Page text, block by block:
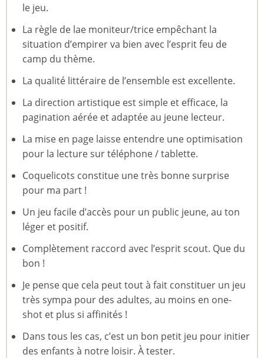
le jeu.
La règle de lae moniteur/trice empêchant la
situation d’empirer va bien avec l’esprit feu de
camp du thème.
La qualité littéraire de l’ensemble est excellente.
La direction artistique est simple et efficace, la
pagination aérée et adaptée au jeune lecteur.
La mise en page laisse entendre une optimisation
pour la lecture sur téléphone / tablette.
Coquelicots constitue une très bonne surprise
pour ma part !
Un jeu facile d’accès pour un public jeune, au ton
léger et positif.
Complètement raccord avec l’esprit scout. Que du
bon !
Je pense que cela peut tout à fait constituer un jeu
très sympa pour des adultes, au moins en one-
shot et plus si affinités !
Dans tous les cas, c’est un bon petit jeu pour initier
des enfants à notre loisir. À tester.